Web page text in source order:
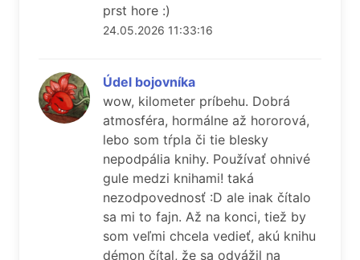
prst hore :)
24.05.2026 11:33:16
Údel bojovníka
wow, kilometer príbehu. Dobrá
atmosféra, hormálne až hororová,
lebo som tŕpla či tie blesky
nepodpália knihy. Používať ohnivé
gule medzi knihami! taká
nezodpovednosť :D ale inak čítalo
sa mi to fajn. Až na konci, tiež by
som veľmi chcela vedieť, akú knihu
démon čítal, že sa odvážil na